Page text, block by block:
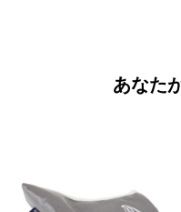
あなた